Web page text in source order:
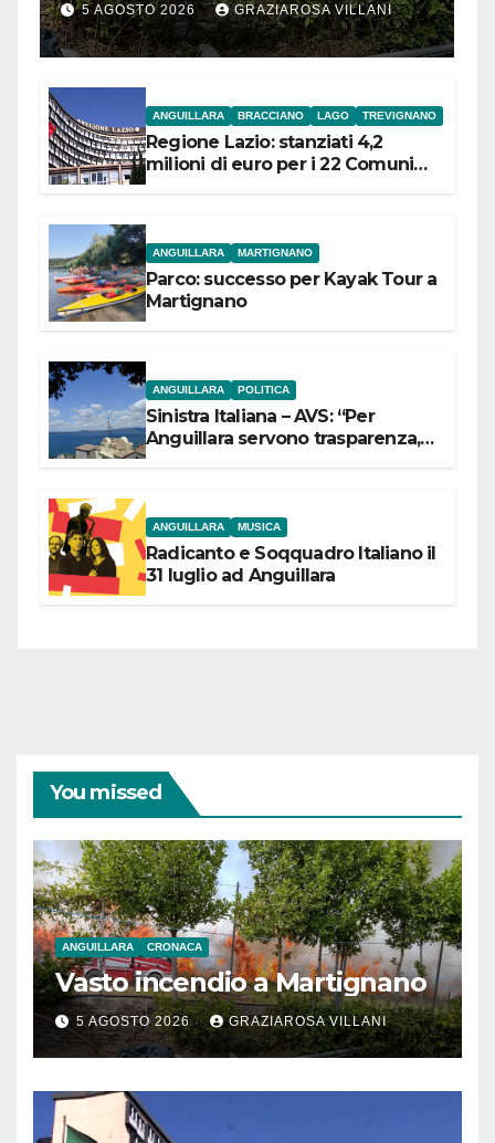
5 AGOSTO 2026 GRAZIAROSA VILLANI
ANGUILLARA BRACCIANO LAGO TREVIGNANO
Regione Lazio: stanziati 4,2
milioni di euro per i 22 Comuni
ANGUILLARA MARTIGNANO
Parco: successo per Kayak Tour a
Martignano
ANGUILLARA POLITICA
Sinistra Italiana – AVS: “Per
Anguillara servono trasparenza,
ANGUILLARA MUSICA
Radicanto e Soqquadro Italiano il
31 luglio ad Anguillara
You missed
ANGUILLARA CRONACA
Vasto incendio a Martignano
5 AGOSTO 2026 GRAZIAROSA VILLANI